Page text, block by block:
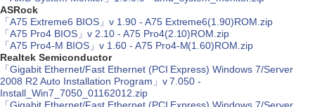
ASRock
「A75 Extreme6 BIOS」v 1.90 - A75 Extreme6(1.90)ROM.zip
「A75 Pro4 BIOS」v 2.10 - A75 Pro4(2.10)ROM.zip
「A75 Pro4-M BIOS」v 1.60 - A75 Pro4-M(1.60)ROM.zip
Realtek Semiconductor
「Gigabit Ethernet/Fast Ethernet (PCI Express) Windows 7/Server
2008 R2 Auto Installation Program」v 7.050 -
Install_Win7_7050_01162012.zip